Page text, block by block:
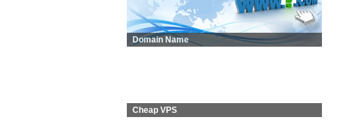
Domain Name
Cheap VPS